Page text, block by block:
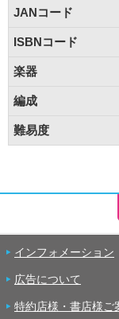
JANコード
ISBNコード
楽器
編成
難易度
インフォメーション
広告について
特約店様・書店様ご